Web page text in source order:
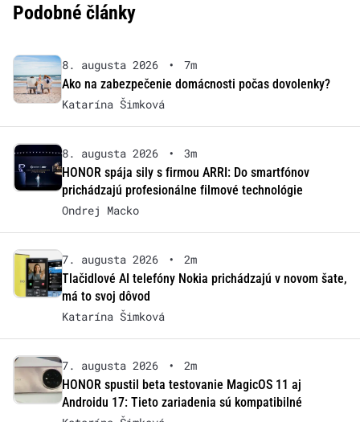
Podobné články
8. augusta 2026 •
7m
Ako na zabezpečenie domácnosti počas dovolenky?
Katarína Šimková
8. augusta 2026 •
3m
HONOR spája sily s firmou ARRI: Do smartfónov
prichádzajú profesionálne filmové technológie
Ondrej Macko
7. augusta 2026 •
2m
Tlačidlové AI telefóny Nokia prichádzajú v novom šate,
má to svoj dôvod
Katarína Šimková
7. augusta 2026 •
2m
HONOR spustil beta testovanie MagicOS 11 aj
Androidu 17: Tieto zariadenia sú kompatibilné